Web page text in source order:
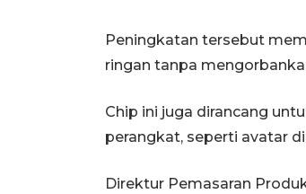
Peningkatan tersebut
ringan tanpa
Chip ini juga dirancang
perangkat, seperti avatar
Direktur Pemasaran